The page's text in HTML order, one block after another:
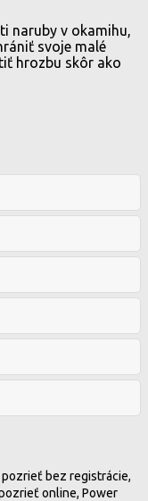
naruby v okamihu,
svoje malé
hrozbu skôr ako
pozrieť bez registrácie,
online, Power